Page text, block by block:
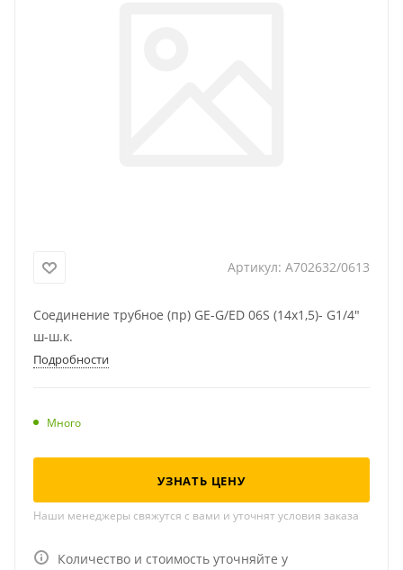
Артикул: A702632/0613
Соединение трубное (пр) GE-G/ED 06S (14x1,5)- G1/4"
ш-ш.к.
Подробности
Много
УЗНАТЬ ЦЕНУ
Наши менеджеры свяжутся с вами и уточнят условия заказа
Количество и стоимость уточняйте у